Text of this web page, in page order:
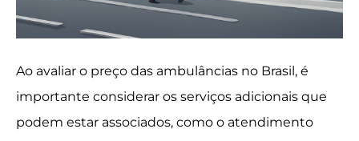
Ao avaliar o preço das ambulâncias no Brasil, é
importante considerar os serviços adicionais que
podem estar associados, como o atendimento